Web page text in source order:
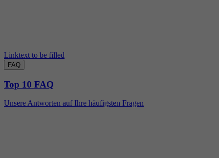
Linktext to be filled
FAQ
Top 10 FAQ
Unsere Antworten auf Ihre häufigsten Fragen